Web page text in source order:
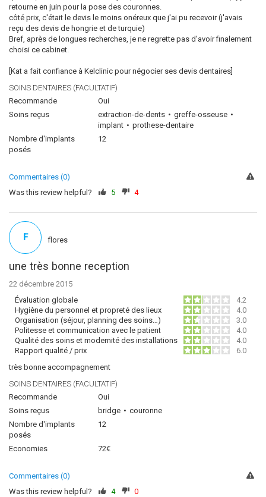
retourne en juin pour la pose des couronnes.
côté prix, c'était le devis le moins onéreux que j'ai pu recevoir (j'avais
reçu des devis de hongrie et de turquie)
Bref, après de longues recherches, je ne regrette pas d'avoir finalement
choisi ce cabinet.
[Kat a fait confiance à Kelclinic pour négocier ses devis dentaires]
SOINS DENTAIRES (FACULTATIF)
Recommande
Oui
Soins reçus
extraction-de-dents
greffe-osseuse
implant
prothese-dentaire
Nombre d'implants
posés
12
Commentaires (0)
Was this review helpful?
5 4
une très bonne reception
22 décembre 2015
Évaluation globale
4.2
Hygiène du personnel et propreté des lieux
4.0
Organisation (séjour, planning des soins…)
3.0
Politesse et communication avec le patient
4.0
Qualité des soins et modernité des installations
4.0
Rapport qualité / prix
6.0
très bonne accompagnement
SOINS DENTAIRES (FACULTATIF)
Recommande
Oui
Soins reçus
bridge
couronne
Nombre d'implants
posés
12
Economies 72€
F flores
Commentaires (0)
Was this review helpful?
4 0